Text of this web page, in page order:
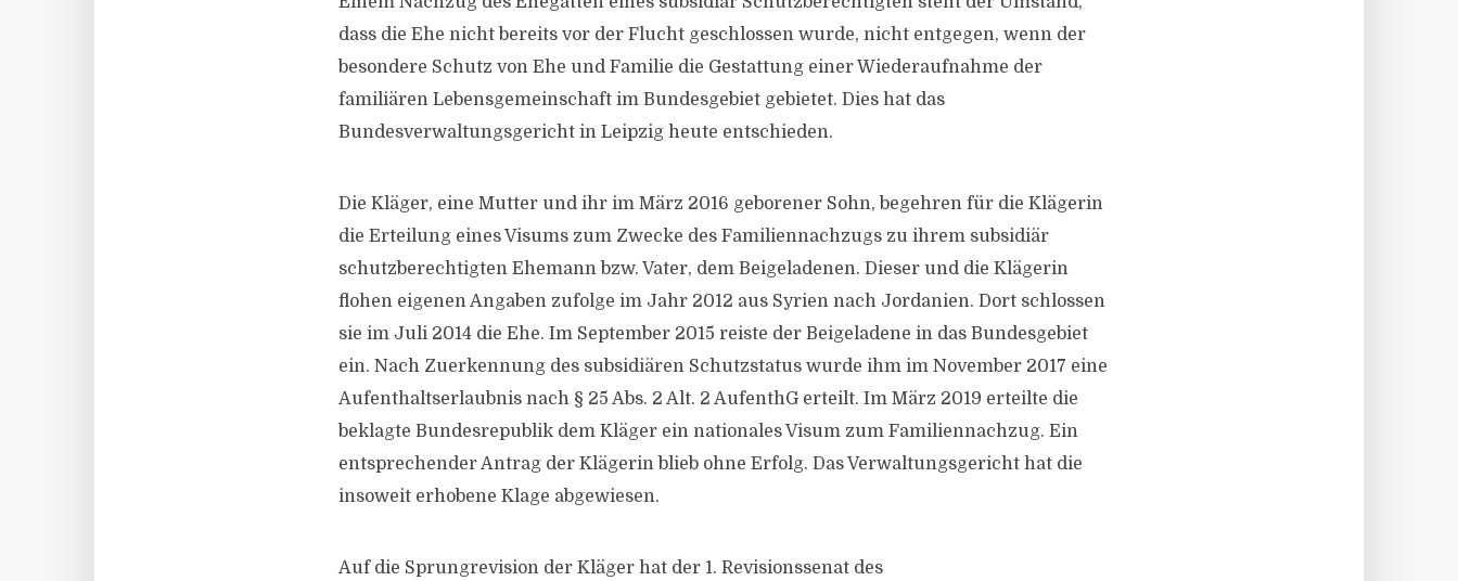
dass die Ehe nicht bereits vor der Flucht geschlossen wurde, nicht entgegen, wenn der
besondere Schutz von Ehe und Familie die Gestattung einer Wiederaufnahme der
familiären Lebensgemeinschaft im Bundesgebiet gebietet. Dies hat das
Bundesverwaltungsgericht in Leipzig heute entschieden.
Die Kläger, eine Mutter und ihr im März 2016 geborener Sohn, begehren für die Klägerin
die Erteilung eines Visums zum Zwecke des Familiennachzugs zu ihrem subsidiär
schutzberechtigten Ehemann bzw. Vater, dem Beigeladenen. Dieser und die Klägerin
flohen eigenen Angaben zufolge im Jahr 2012 aus Syrien nach Jordanien. Dort schlossen
sie im Juli 2014 die Ehe. Im September 2015 reiste der Beigeladene in das Bundesgebiet
ein. Nach Zuerkennung des subsidiären Schutzstatus wurde ihm im November 2017 eine
Aufenthaltserlaubnis nach § 25 Abs. 2 Alt. 2 AufenthG erteilt. Im März 2019 erteilte die
beklagte Bundesrepublik dem Kläger ein nationales Visum zum Familiennachzug. Ein
entsprechender Antrag der Klägerin blieb ohne Erfolg. Das Verwaltungsgericht hat die
insoweit erhobene Klage abgewiesen.
Auf die Sprungrevision der Kläger hat der 1. Revisionssenat des